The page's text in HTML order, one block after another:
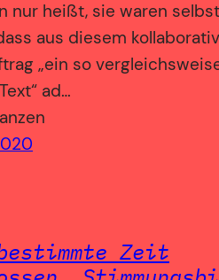
nur heißt, sie waren selbst
aus diesem
„ein so
ad…
Zeit